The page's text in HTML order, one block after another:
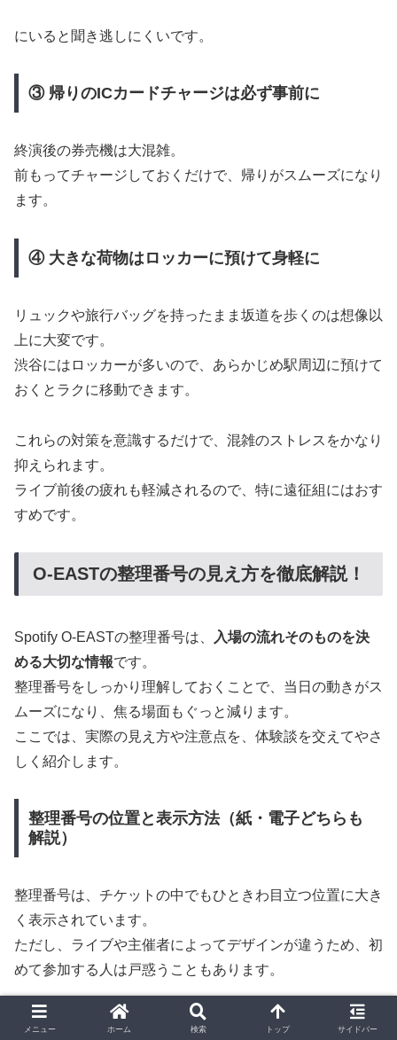
にいると聞き逃しにくいです。
③ 帰りのICカードチャージは必ず事前に
終演後の券売機は大混雑。
前もってチャージしておくだけで、帰りがスムーズになり
ます。
④ 大きな荷物はロッカーに預けて身軽に
リュックや旅行バッグを持ったまま坂道を歩くのは想像以
上に大変です。
渋谷にはロッカーが多いので、あらかじめ駅周辺に預けて
おくとラクに移動できます。
これらの対策を意識するだけで、混雑のストレスをかなり
抑えられます。
ライブ前後の疲れも軽減されるので、特に遠征組にはおす
すめです。
O-EASTの整理番号の見え方を徹底解説！
Spotify O-EASTの整理番号は、
入場の流れそのものを決
める大切な情報です。
整理番号をしっかり理解しておくことで、当日の動きがス
ムーズになり、焦る場面もぐっと減ります。
ここでは、実際の見え方や注意点を、体験談を交えてやさ
しく紹介します。
整理番号の位置と表示方法（紙・電子どちらも
解説）
整理番号は、チケットの中でもひときわ目立つ位置に大き
く表示されています。
ただし、ライブや主催者によってデザインが違うため、初
めて参加する人は戸惑うこともあります。
▼ 紙チケットの場合
メニュー ホーム 検索 トップ サイドバー